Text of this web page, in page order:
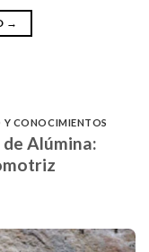
→
Y CONOCIMIENTOS
Alúmina: